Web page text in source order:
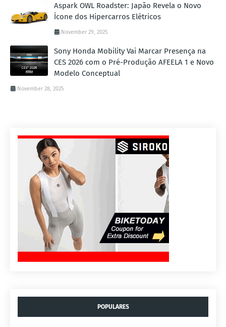
Aspark OWL Roadster: Japão Revela o Novo
Ícone dos Hipercarros Elétricos
November 29, 2025
Sony Honda Mobility Vai Marcar Presença na
CES 2026 com o Pré-Produção AFEELA 1 e Novo
Modelo Conceptual
November 28, 2025
POPULARES